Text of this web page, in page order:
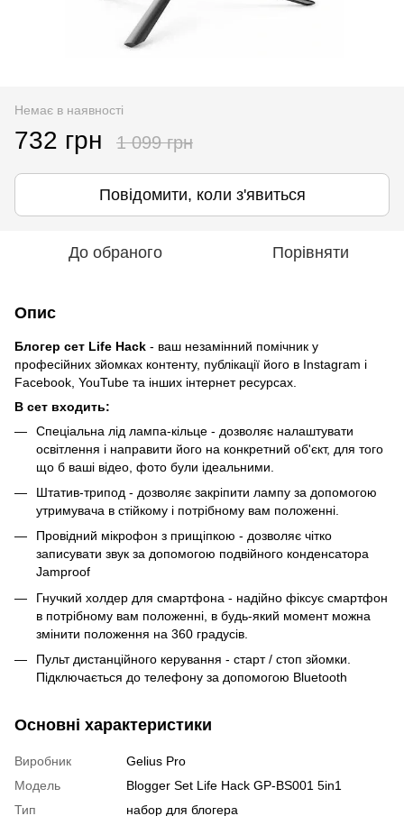
Немає в наявності
732 грн 1 099 грн
Повідомити, коли з'явиться
До обраного Порівняти
Опис
Блогер сет Life Hack - ваш незамінний помічник у
професійних зйомках контенту, публікації його в Instagram і
Facebook, YouTube та інших інтернет ресурсах.
В сет входить:
Спеціальна лід лампа-кільце - дозволяє налаштувати
освітлення і направити його на конкретний об'єкт, для того
що б ваші відео, фото були ідеальними.
Штатив-трипод - дозволяє закріпити лампу за допомогою
утримувача в стійкому і потрібному вам положенні.
Провідний мікрофон з прищіпкою - дозволяє чітко
записувати звук за допомогою подвійного конденсатора
Jamproof
Гнучкий холдер для смартфона - надійно фіксує смартфон
в потрібному вам положенні, в будь-який момент можна
змінити положення на 360 градусів.
Пульт дистанційного керування - старт / стоп зйомки.
Підключається до телефону за допомогою Bluetooth
Основні характеристики
Виробник
Gelius Pro
Модель
Blogger Set Life Hack GP-BS001 5in1
Тип
набор для блогера